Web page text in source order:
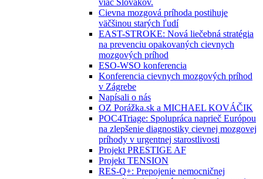
viac Slovákov.
Cievna mozgová príhoda postihuje
väčšinou starých ľudí
EAST-STROKE: Nová liečebná stratégia
na prevenciu opakovaných cievnych
mozgových príhod
ESO-WSO konferencia
Konferencia cievnych mozgových príhod
v Zágrebe
Napísali o nás
OZ Porážka.sk a MICHAEL KOVÁČIK
POC4Triage: Spolupráca naprieč Európou
na zlepšenie diagnostiky cievnej mozgovej
príhody v urgentnej starostlivosti
Projekt PRESTIGE AF
Projekt TENSION
RES-Q+: Prepojenie nemocničnej